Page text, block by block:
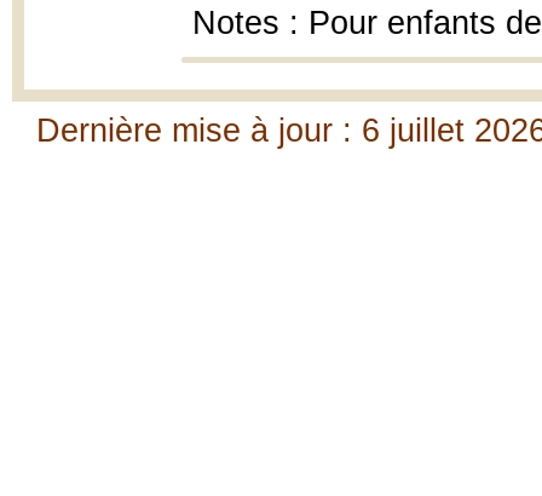
Notes : Pour enfants
Dernière mise à jour : 6 juillet